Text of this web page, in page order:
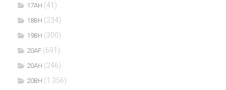
17AH (41)
18BH (234)
19BH (300)
20AF (691)
20AH (246)
20BH (1.356)